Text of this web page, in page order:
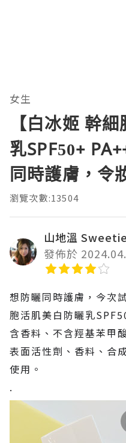
女生
【白冰姬 幹
乳SPF50+
同時護膚，令
瀏覽次數:13504
山地溫
發佈於
想防曬同時護膚，今次
胞活肌美白防曬乳
含香料、不含羥基苯甲
表面活性劑、香料、合
使用。
.